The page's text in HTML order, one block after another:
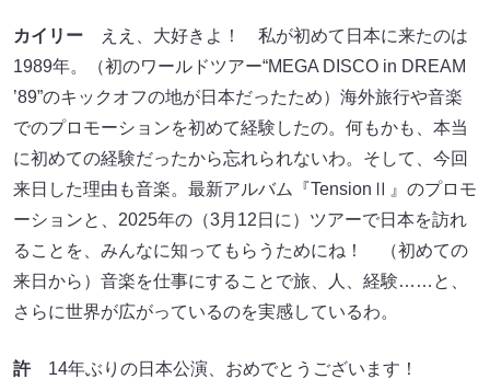
カイリー ええ、大好きよ！ 私が初めて日本に来たのは
1989年。（初のワールドツアー“MEGA DISCO in DREAM
’89”のキックオフの地が日本だったため）海外旅行や音楽
でのプロモーションを初めて経験したの。何もかも、本当
に初めての経験だったから忘れられないわ。そして、今回
来日した理由も音楽。最新アルバム『TensionⅡ』のプロモ
ーションと、2025年の（3月12日に）ツアーで日本を訪れ
ることを、みんなに知ってもらうためにね！ （初めての
来日から）音楽を仕事にすることで旅、人、経験……と、
さらに世界が広がっているのを実感しているわ。
許14年ぶりの日本公演、おめでとうございます！